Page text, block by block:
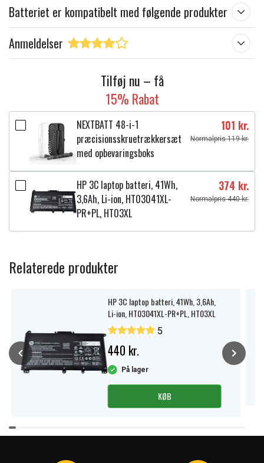
Batteriet er kompatibelt med følgende produkter
Anmeldelser
Tilføj nu – få
15% Rabat
NEXTBATT 48-i-1
præcisionsskruetrækkersæt
med opbevaringsboks
101 kr.
Normalpris 119 kr.
HP 3C laptop batteri, 41Wh,
3,6Ah, Li-ion, HT03041XL-
PR+PL, HT03XL
374 kr.
Normalpris 440 kr.
Relaterede produkter
HP 3C laptop batteri, 41Wh, 3,6Ah,
Li-ion, HT03041XL-PR+PL, HT03XL
5
440 kr.
På lager
KØB
Item
1